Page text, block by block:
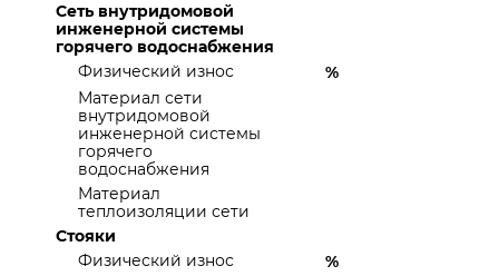
Сеть внутридомовой
инженерной системы
горячего водоснабжения
Физический износ
%
Материал сети
внутридомовой
инженерной системы
горячего
водоснабжения
Материал
теплоизоляции сети
Стояки
Физический износ
%